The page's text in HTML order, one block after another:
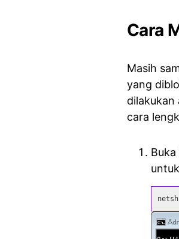
Cara
Masih
yang
dilakukan
cara